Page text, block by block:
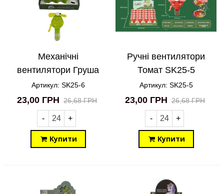
Механічні
вентилятори Груша
SK25-6
Артикул: SK25-6
23,00 ГРН 26,68 ГРН
- +
Купити
Ручні вентилятори
Томат SK25-5
Артикул: SK25-5
23,00 ГРН 26,68 ГРН
- +
Купити